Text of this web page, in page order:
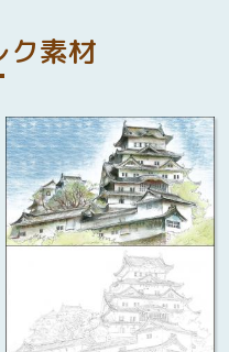
ク素材